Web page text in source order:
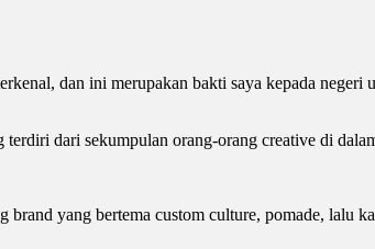
dan ini merupakan bakti saya kepada negeri
dari sekumpulan orang-orang creative di
yang bertema custom culture, pomade, lalu